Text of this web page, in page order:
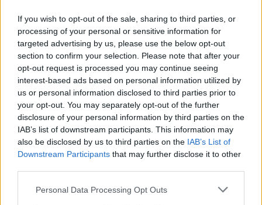
If you wish to opt-out of the sale, sharing to third parties, or
processing of your personal or sensitive information for
targeted advertising by us, please use the below opt-out
section to confirm your selection. Please note that after your
opt-out request is processed you may continue seeing
interest-based ads based on personal information utilized by
us or personal information disclosed to third parties prior to
your opt-out. You may separately opt-out of the further
disclosure of your personal information by third parties on the
IAB’s list of downstream participants. This information may
also be disclosed by us to third parties on the IAB’s List of
Downstream Participants that may further disclose it to other
Personal Data Processing Opt Outs
zadaniu będzie coraz trudniejsze.
Dlatego prosimy Cię o wsparcie portalu eKAI.pl za
pośrednictwem serwisu Patronite.
Dzięki Tobie będziemy mogli realizować naszą
misję. Więcej informacji znajdziesztutaj.
Facebook